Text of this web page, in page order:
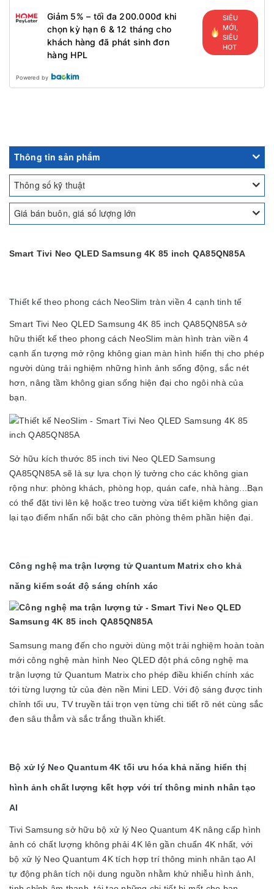
Giảm 5% – tối đa 200.000đ khi
chọn kỳ hạn 6 & 12 tháng cho
khách hàng đã phát sinh đơn
hàng HPL
SIÊU
MỚI,
SIÊU
HOT
Powered by
Thông tin sản phẩm
Thông số kỹ thuật
Giá bán buôn, giá số lượng lớn
Smart Tivi Neo QLED Samsung 4K 85 inch QA85QN85A
Thiết kế theo phong cách NeoSlim tràn viền 4 cạnh tinh tế
Smart Tivi Neo QLED Samsung 4K 85 inch QA85QN85A sở
hữu thiết kế theo phong cách NeoSlim màn hình tràn viền 4
cạnh ấn tượng mở rộng không gian màn hình hiển thị cho phép
người dùng trải nghiệm những hình ảnh sống động, sắc nét
hơn, nâng tầm không gian sống hiện đại cho ngôi nhà của
bạn.
Sở hữu kích thước 85 inch tivi Neo QLED Samsung
QA85QN85A sẽ là sự lựa chọn lý tưởng cho các không gian
rộng như: phòng khách, phòng họp, quán cafe, nhà hàng...Bạn
có thể đặt tivi lên kệ hoặc treo tường vừa tiết kiệm không gian
lại tạo điểm nhấn nổi bật cho căn phòng thêm phần hiện đại.
Công nghệ ma trận lượng tử Quantum Matrix cho khả
năng kiểm soát độ sáng chính xác
Samsung mang đến cho người dùng một trải nghiệm hoàn toàn
mới công nghệ màn hình Neo QLED đột phá công nghệ ma
trận lượng tử Quantum Matrix cho phép điều khiển chính xác
tới từng lượng tử của đèn nền Mini LED. Với độ sáng được tinh
chỉnh tối ưu, TV truyền tải trọn vẹn từng chi tiết rõ nét cùng sắc
đen sâu thẳm và sắc trắng thuần khiết.
Bộ xử lý Neo Quantum 4K tối ưu hóa khả năng hiển thị
hình ảnh chất lượng kết hợp với trí thông minh nhân tạo
AI
Tivi Samsung sở hữu bộ xử lý Neo Quantum 4K nâng cấp hình
ảnh có chất lượng không phải 4K lên gần chuẩn 4K nhất, với
bộ xử lý Neo Quantum 4K tích hợp trí thông minh nhân tạo AI
tự động phân tích nội dung nguồn nhằm khử nhiễu hình ảnh,